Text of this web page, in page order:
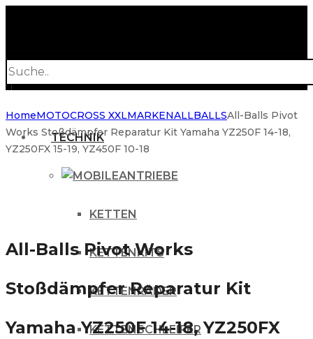
search
TECHNIK
ANTRIEBE
KETTEN
KETTENKITS
KETTENRÄDER
KETTENSCHLEIFER
HomeMOTOCROSS XXLMARKENALLBALLSAll-Balls Pivot
Works Stoßdämpfer Reparatur Kit Yamaha YZ250F 14-18,
YZ250FX 15-19, YZ450F 10-18
All-Balls Pivot Works
Stoßdämpfer Reparatur Kit
Yamaha YZ250F 14-18, YZ250FX